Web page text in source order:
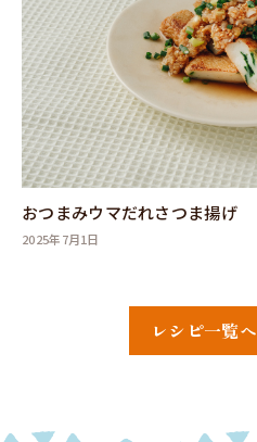
おつまみウマだれさつま揚げ
2025年7月1日
レシピ一覧へ